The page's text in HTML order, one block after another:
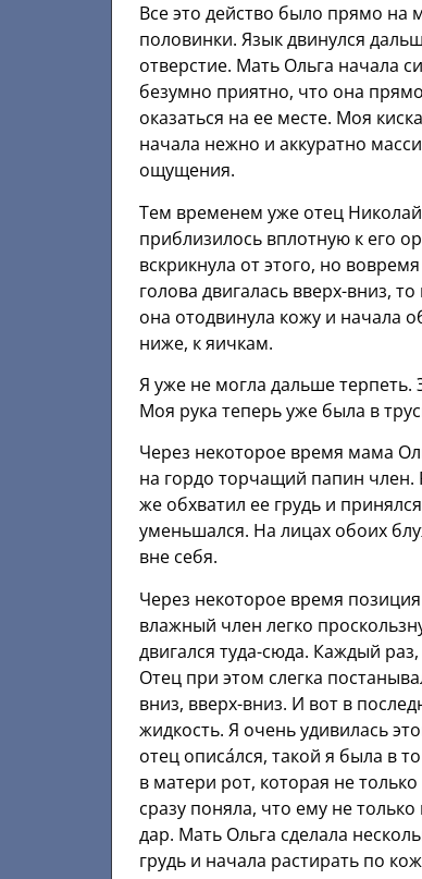
Все это действо было прямо на
половинки. Язык двинулся
отверстие. Мать Ольга начала
безумно приятно, что она
оказаться на ее месте. Моя
начала нежно и аккуратно
ощущения.
Тем временем уже отец
приблизилось вплотную к его
вскрикнула от этого, но
голова двигалась вверх-вниз,
она отодвинула кожу и начала
ниже, к яичкам.
Я уже не могла дальше
Моя рука теперь уже была в
Через некоторое время мама
на гордо торчащий папин
же обхватил ее грудь и
уменьшался. На лицах обоих
вне себя.
Через некоторое время
влажный член легко
двигался туда-сюда. Каждый
Отец при этом слегка
вниз, вверх-вниз. И вот в
жидкость. Я очень удивилась
отец описа́лся, такой я была в
в матери рот, которая не
сразу поняла, что ему не
дар. Мать Ольга сделала
грудь и начала растирать по